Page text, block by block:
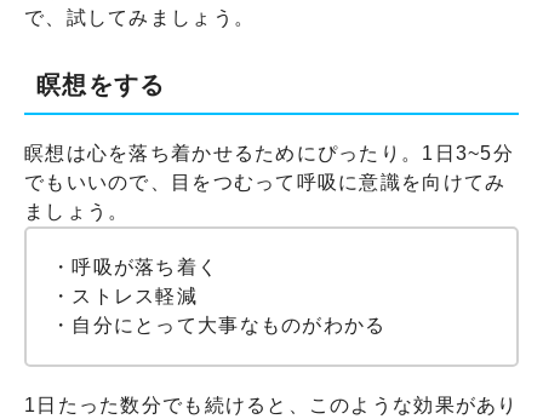
で、試してみましょう。
瞑想をする
瞑想は心を落ち着かせるためにぴったり。1日3~5分
でもいいので、目をつむって呼吸に意識を向けてみ
ましょう。
・呼吸が落ち着く
・ストレス軽減
・自分にとって大事なものがわかる
1日たった数分でも続けると、このような効果があり